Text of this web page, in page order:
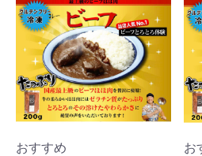
おすすめ
お